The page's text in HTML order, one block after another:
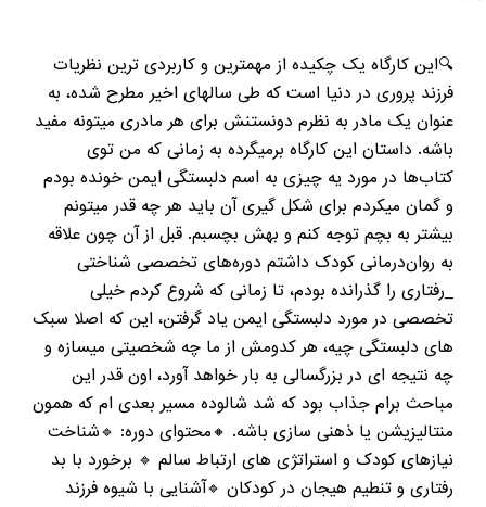
🔍این کارگاه یک چکیده از مهمترین و کاربردی ترین نظریات
فرزند پروری در دنیا است که طی سالهای اخیر مطرح شده، به
عنوان یک مادر به نظرم دونستنش برای هر مادری میتونه مفید
باشه. داستان این کارگاه برمیگرده به زمانی که من توی
کتاب‌ها در مورد یه چیزی به اسم دلبستگی ایمن خونده بودم
و گمان میکردم برای شکل گیری آن باید هر چه قدر میتونم
بیشتر به بچم توجه کنم و بهش بچسبم. قبل از آن چون علاقه
به روان‌درمانی کودک داشتم دوره‌های تخصصی شناختی
_رفتاری را گذرانده بودم، تا زمانی که شروع کردم خیلی
تخصصی در مورد دلبستگی ایمن یاد گرفتن، این که اصلا سبک
های دلبستگی چیه، هر کدومش از ما چه شخصیتی میسازه و
چه نتيجه ای در بزرگسالی به بار خواهد آورد، اون قدر این
مباحث برام جذاب بود که شد شالوده مسیر بعدی ام که همون
منتالیزیشن یا ذهنی سازی باشه. 🔸محتوای دوره: 🔹شناخت
نیازهای کودک و استراتژی های ارتباط سالم 🔹 برخورد با بد
رفتاری و تنطیم هیجان در کودکان 🔹️آشنایی با شیوه فرزند